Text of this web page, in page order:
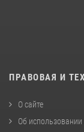
ПРАВОВАЯ И
О сайте
Об